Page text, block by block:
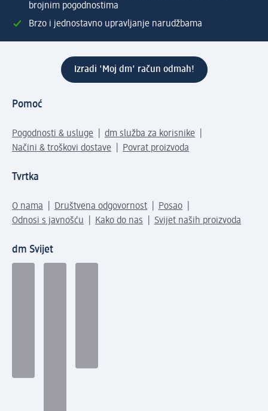
brojnim pogodnostima
Brzo i jednostavno upravljanje narudžbama
Izradi 'Moj dm' račun odmah!
Pomoć
Pogodnosti & usluge
dm služba za korisnike
Načini & troškovi dostave
Povrat proizvoda
Tvrtka
O nama Društvena odgovornost
Posao
Odnosi s javnošću
Kako do nas Svijet naših proizvoda
dm Svijet